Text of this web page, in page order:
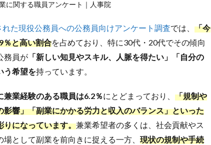
に関する職員アンケート｜人事院
た現役公務員への公務員向けアンケート調査では、 「今
％と高い割合を占めており、特に30代・20代でその傾向
務員が 「新しい知見やスキル、人脈を得たい」「自分の
う希望を持っています。
兼業経験のある職員は6.2％にとどまっており、 「規制や
響」「副業にかかる労力と収入のバランス」といった
りになっています。兼業希望者の多くは、社会貢献やス
として副業を前向きに捉える一方、 現状の規制や手続